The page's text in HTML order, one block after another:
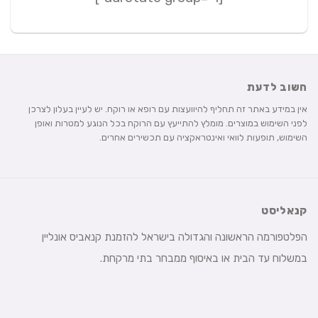
חשוב לדעת
אין במידע באתר זה תחליף להיוועצות עם רופא או רוקח. יש לעיין בעלון לצרכן
לפני השימוש במוצרים. מומלץ להתייעץ עם הרוקח בכל הנוגע למטרות ואופן
השימוש, תופעות לוואי ואינטראקציה עם תכשירים אחרים.
קנאליסט
הפלטפורמה הראשונה והגדולה בישראל להזמנת קנאביס אונליין
במשלוח עד הבית או באיסוף ממבחר בתי מרקחת.